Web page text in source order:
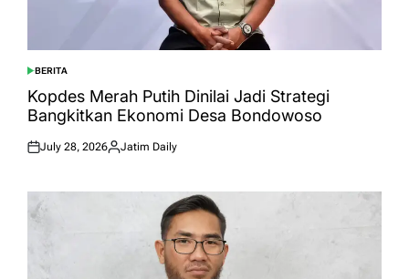
POSTED
IN
BERITA
Kopdes Merah Putih Dinilai Jadi Strategi
Bangkitkan Ekonomi Desa Bondowoso
Posted
July 28, 2026
Posted
Jatim Daily